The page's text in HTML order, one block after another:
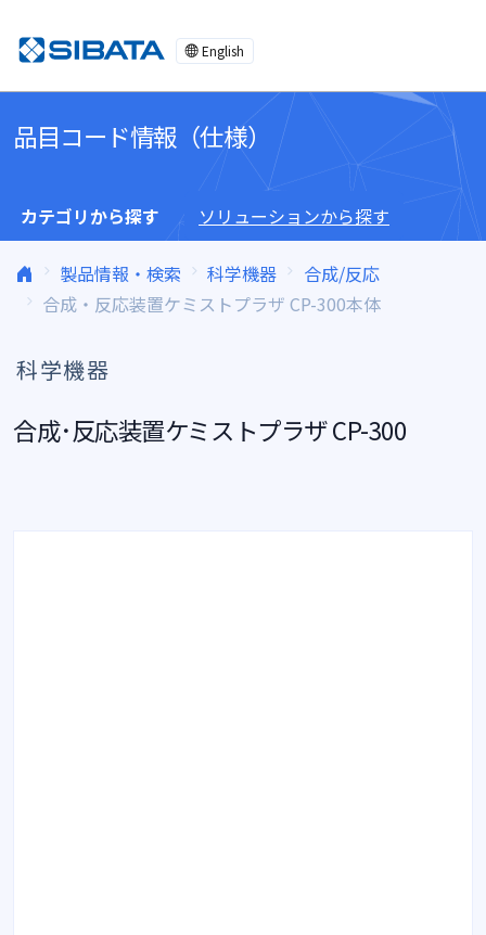
English
品目コード情報（仕様）
カテゴリから探す ソリューションから探す
製品情報・検索 科学機器
合成/反応
合成・反応装置ケミストプラザ CP-300本体
科学機器
合成･反応装置ケミストプラザ CP-300